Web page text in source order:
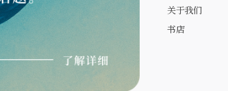
关于我们
书店